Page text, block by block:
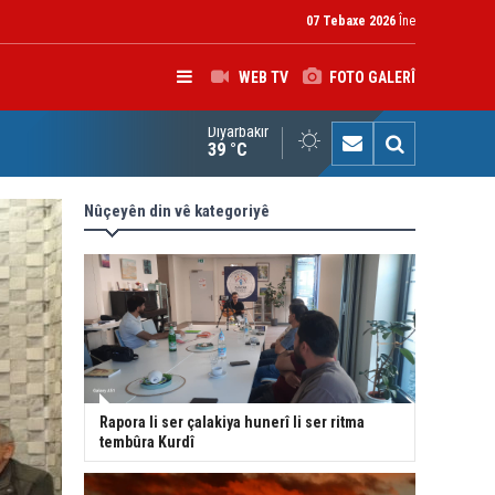
07 Tebaxe 2026 Îne
WEB TV FOTO GALERÎ
Barzanî: Divê çek tenê di destê dewletê de bin
Diyarbakır
39 °C
Nûçeyên din vê kategoriyê
Rapora li ser çalakiya hunerî li ser ritma
tembûra Kurdî